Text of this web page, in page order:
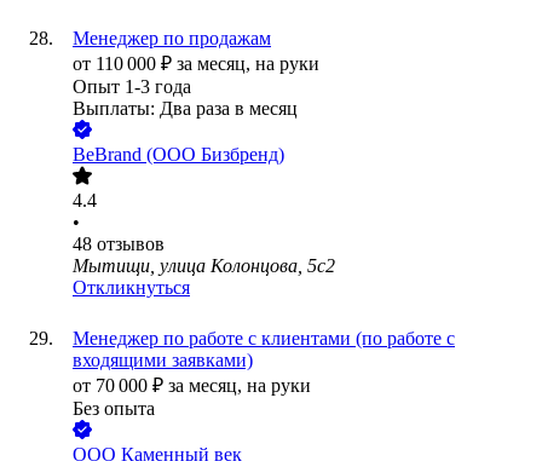
Менеджер по продажам
от 110 000 ₽ за месяц, на руки
Опыт 1-3 года
Выплаты: Два раза в месяц
BeBrand (ООО Бизбренд)
4.4
•
48 отзывов
Мытищи, улица Колонцова, 5с2
Откликнуться
Менеджер по работе с клиентами (по работе с
входящими заявками)
от 70 000 ₽ за месяц, на руки
Без опыта
ООО Каменный век